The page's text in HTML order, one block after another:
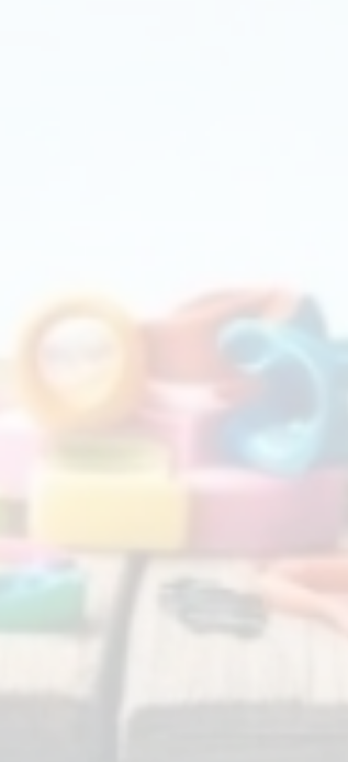
Üyelik Protokolü